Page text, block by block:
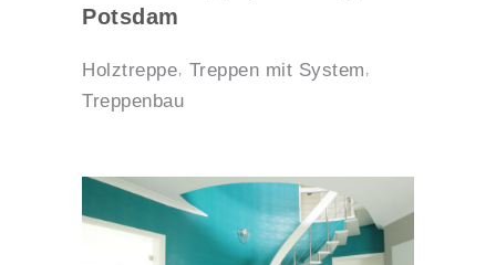
Potsdam
Holztreppe Treppen mit System
Treppenbau